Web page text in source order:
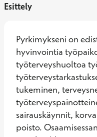
Esittely
Pyrkimykseni on
hyvinvointia
työterveyshuoltoa
tukeminen,
sairauskäynnit,
poisto.